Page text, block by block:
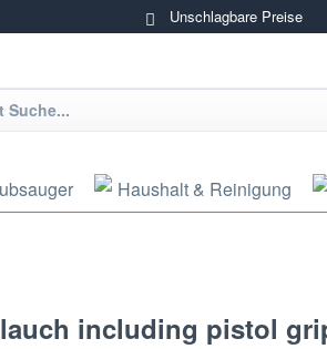
Unschlagbare Preise
Haushalt & Reinigung
including pistol